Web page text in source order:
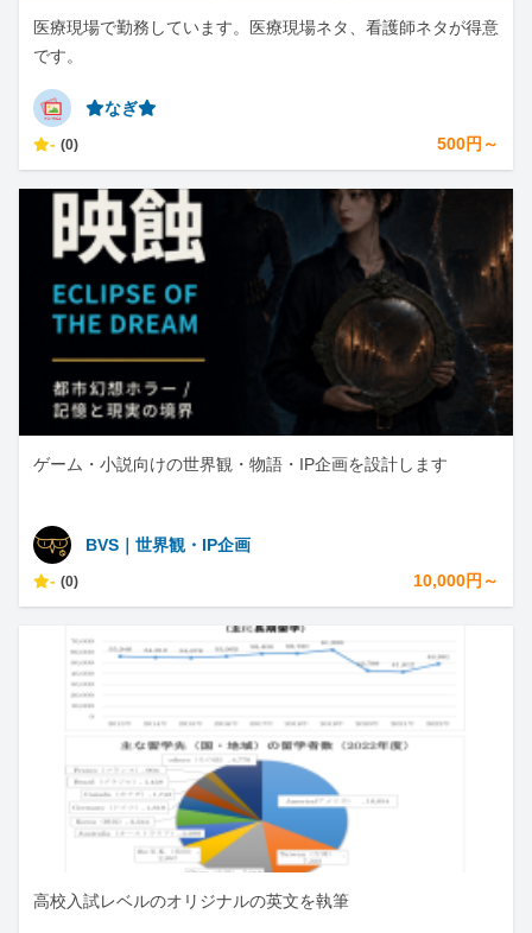
医療現場で勤務しています。医療現場ネタ、看護師ネタが得意
です。
⭐︎なぎ⭐︎
- (0) 500円～
ゲーム・小説向けの世界観・物語・IP企画を設計します
BVS｜世界観・IP企画
- (0) 10,000円～
高校入試レベルのオリジナルの英文を執筆